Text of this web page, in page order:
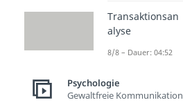
Transaktionsan
alyse
8/8 – Dauer: 04:52
Psychologie
Gewaltfreie Kommunikation